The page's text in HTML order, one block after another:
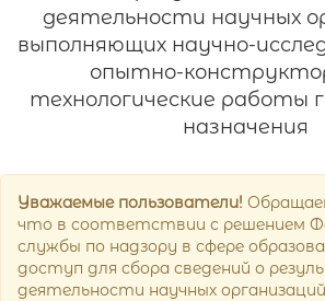
деятельности научных
выполняющих научно-
опытно-
технологические работы
назначения
Уважаемые пользователи!
что в соответствии с решением
службы по надзору в сфере
доступ для сбора сведений о
деятельности научных